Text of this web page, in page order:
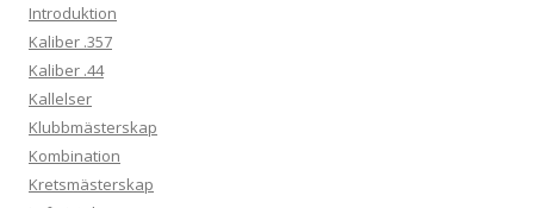
Introduktion
Kaliber .357
Kaliber .44
Kallelser
Klubbmästerskap
Kombination
Kretsmästerskap